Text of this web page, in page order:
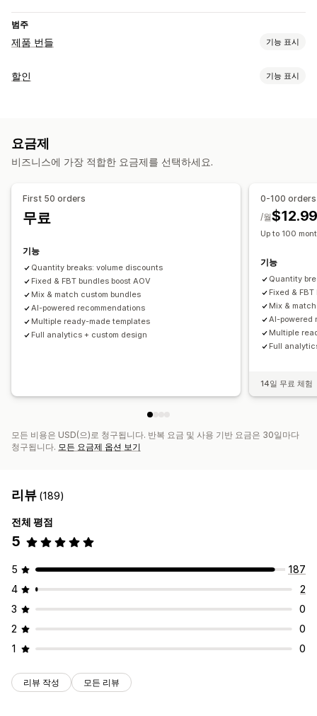
범주
제품 번들 기능 표시
번들 유형
함께 자주 구매하는 제품
사용자 지정 번들
설정 가능한 가격
고정 가격
균일 할인
동적 가격
사용자 지정 가격 책정
할인 기능 표시
수량 구분
제품 번들
시간 한정 혜택 상향 판매 할인 교차 판매 할인
할인 관리
사용자 지정 코드
자동화
요금제
비즈니스에 가장 적합한 요금제를 선택하세요.
First 50 orders
무료
기능
Quantity breaks: volume discounts
Fixed & FBT bundles boost AOV
Mix & match custom bundles
AI-powered recommendations
Multiple ready-made templates
Full analytics + custom design
0-100 orders
/월
Up to 100
기능
Quantity
Fixed &
Mix &
AI-powered
Multiple
Full
14일 무료 체험
모든 비용은 USD(으)로 청구됩니다. 반복 요금 및 사용 기반 요금은 30일마다
청구됩니다. 모든 요금제 옵션 보기
리뷰 (189)
전체 평점
5
5
187
4
2
3
0
2
0
1
0
리뷰 작성 모든 리뷰